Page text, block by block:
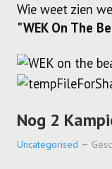
Wie weet zien
"WEK On The
Nog 2
Uncategorised